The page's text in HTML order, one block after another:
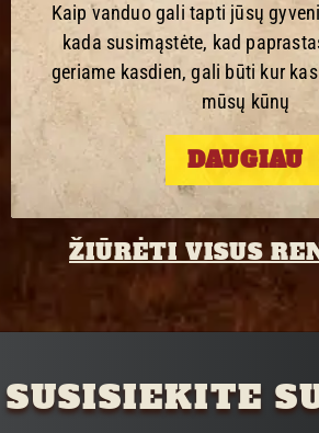
Kaip vanduo gali tapti jūsų
kada susimąstėte, kad
geriame kasdien, gali būti kur
mūsų kūnų
DAUGIAU
ŽIŪRĖTI VISUS
SUSISIEKITE